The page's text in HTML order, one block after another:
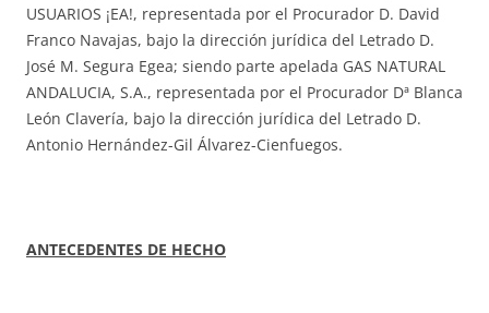
USUARIOS ¡EA!, representada por el Procurador D. David
Franco Navajas, bajo la dirección jurídica del Letrado D.
José M. Segura Egea; siendo parte apelada GAS NATURAL
ANDALUCIA, S.A., representada por el Procurador Dª Blanca
León Clavería, bajo la dirección jurídica del Letrado D.
Antonio Hernández-Gil Álvarez-Cienfuegos.
ANTECEDENTES DE HECHO